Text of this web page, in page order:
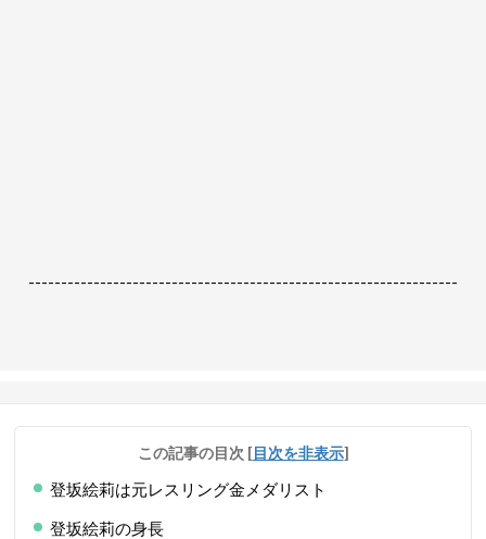
------------------------------------------------------------------
この記事の目次 [目次を非表示]
登坂絵莉は元レスリング金メダリスト
登坂絵莉の身長